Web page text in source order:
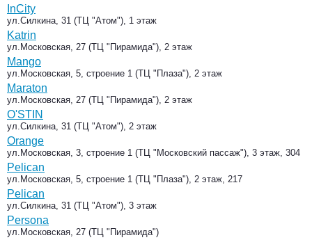
InCity
ул.Силкина, 31 (ТЦ "Атом"), 1 этаж
Katrin
ул.Московская, 27 (ТЦ "Пирамида"), 2 этаж
Mango
ул.Московская, 5, строение 1 (ТЦ "Плаза"), 2 этаж
Maraton
ул.Московская, 27 (ТЦ "Пирамида"), 2 этаж
O'STIN
ул.Силкина, 31 (ТЦ "Атом"), 2 этаж
Orange
ул.Московская, 3, строение 1 (ТЦ "Московский пассаж"), 3 этаж, 304
Pelican
ул.Московская, 5, строение 1 (ТЦ "Плаза"), 2 этаж, 217
Pelican
ул.Силкина, 31 (ТЦ "Атом"), 3 этаж
Persona
ул.Московская, 27 (ТЦ "Пирамида")